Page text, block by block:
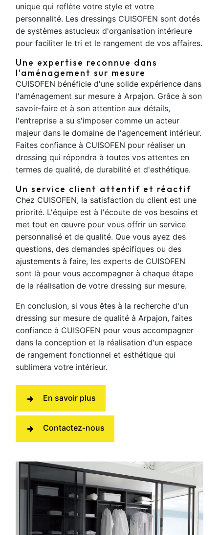
unique qui reflète votre style et votre
personnalité. Les dressings CUISOFEN sont dotés
de systèmes astucieux d'organisation intérieure
pour faciliter le tri et le rangement de vos affaires.
Une expertise reconnue dans
l'aménagement sur mesure
CUISOFEN bénéficie d'une solide expérience dans
l'aménagement sur mesure à Arpajon. Grâce à son
savoir-faire et à son attention aux détails,
l'entreprise a su s'imposer comme un acteur
majeur dans le domaine de l'agencement intérieur.
Faites confiance à CUISOFEN pour réaliser un
dressing qui répondra à toutes vos attentes en
termes de qualité, de durabilité et d'esthétique.
Un service client attentif et réactif
Chez CUISOFEN, la satisfaction du client est une
priorité. L'équipe est à l'écoute de vos besoins et
met tout en œuvre pour vous offrir un service
personnalisé et de qualité. Que vous ayez des
questions, des demandes spécifiques ou des
ajustements à faire, les experts de CUISOFEN
sont là pour vous accompagner à chaque étape
de la réalisation de votre dressing sur mesure.
En conclusion, si vous êtes à la recherche d'un
dressing sur mesure de qualité à Arpajon, faites
confiance à CUISOFEN pour vous accompagner
dans la conception et la réalisation d'un espace
de rangement fonctionnel et esthétique qui
sublimera votre intérieur.
En savoir plus
Contactez-nous